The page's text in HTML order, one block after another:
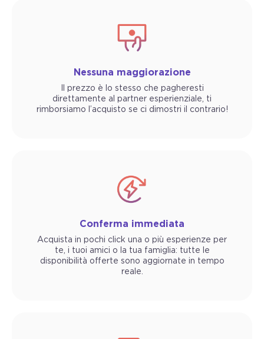
Nessuna maggiorazione
Il prezzo è lo stesso che pagheresti
direttamente al partner esperienziale, ti
rimborsiamo l’acquisto se ci dimostri il contrario!
Conferma immediata
Acquista in pochi click una o più esperienze per
te, i tuoi amici o la tua famiglia: tutte le
disponibilità offerte sono aggiornate in tempo
reale.